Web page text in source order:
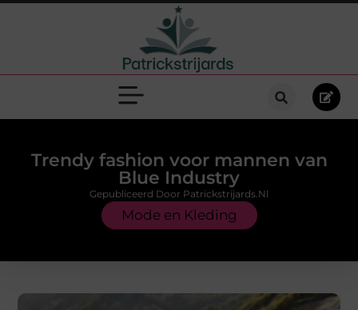
Trendy fashion voor mannen van
Blue Industry
Mode en Kleding
Gepubliceerd Door Patrickstrijards.nl